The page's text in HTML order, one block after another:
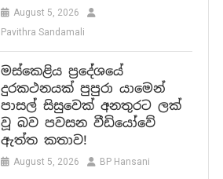
August 5, 2026
Pavithra Sandamali
මස්කෙළිය ප්‍රදේශයේ
දුරකථනයක් පුපුරා යාමෙන්
පාසල් සිසුවෙක් අනතුරට ලක්
වූ බව පවසන වීඩියෝවේ
ඇත්ත කතාව!
August 5, 2026 BP Hansani